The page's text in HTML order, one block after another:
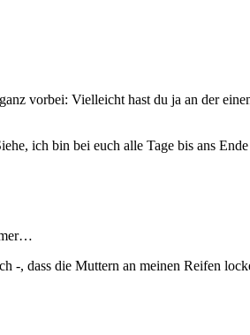
vorbei: Vielleicht hast du ja an der
ich bin bei euch alle Tage bis ans
-, dass die Muttern an meinen Reifen